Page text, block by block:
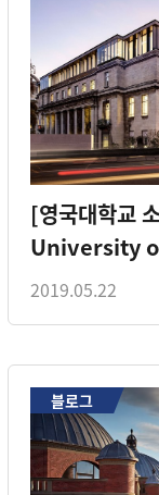
[영국대학교
University
2019.05.22
블로그